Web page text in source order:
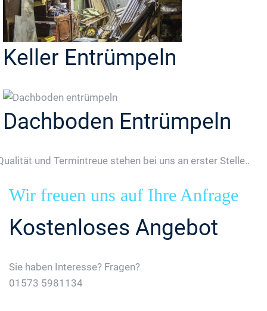
Keller Entrümpeln
Dachboden Entrümpeln
und Termintreue stehen bei uns an erster Stelle..
Wir freuen uns auf Ihre Anfrage
Kostenloses Angebot
Sie haben Interesse? Fragen?
01573 5981134